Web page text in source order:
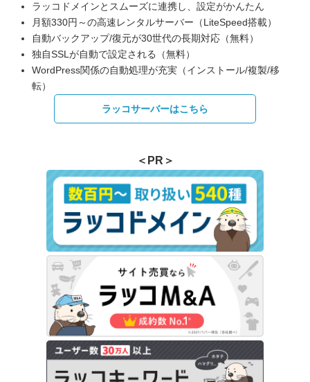
ラッコドメインとスムーズに連携し、設定がかんたん
月額330円～の高速レンタルサーバー（LiteSpeed搭載）
自動バックアップ/復元が30世代の長期対応（無料）
独自SSLが自動で設定される（無料）
WordPress関係の自動処理が充実（インストール/複製/移
転）
ラッコサーバーはこちら
＜PR＞